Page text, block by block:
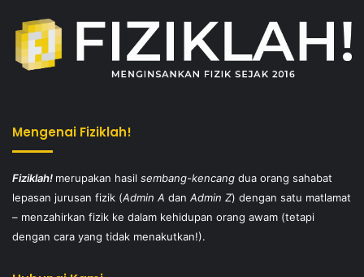
Mengenai Fiziklah!
Fiziklah! merupakan hasil sembang-kencang dua orang sahabat
lepasan jurusan fizik (Admin A dan Admin Z) dengan satu matlamat
– menzahirkan fizik ke dalam kehidupan orang awam (tetapi
dengan cara yang tidak menakutkan!).